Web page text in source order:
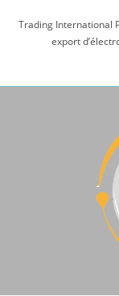
Trading International
export